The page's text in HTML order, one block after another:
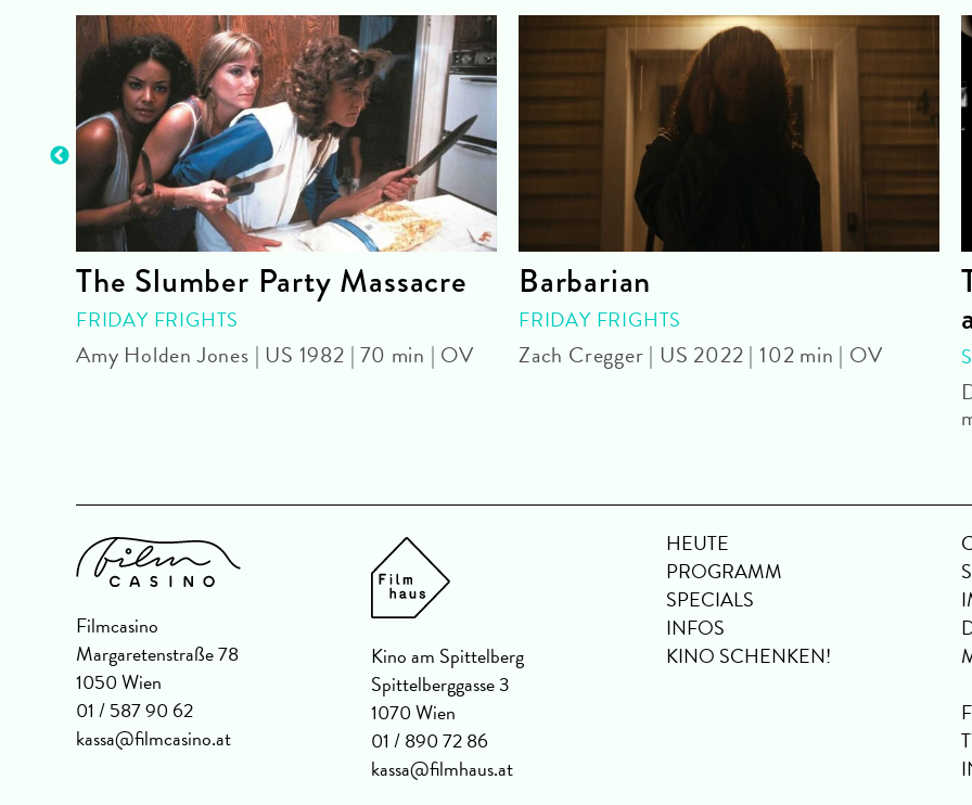
The Slumber Party Massacre
FRIDAY FRIGHTS
Amy Holden Jones | US 1982 | 70 min | OV
Barbarian
FRIDAY FRIGHTS
Zach Cregger | US 2022 | 102 min | OV
Filmcasino
Margaretenstraße 78
1050 Wien
01 / 587 90 62
kassa@filmcasino.at
Kino am Spittelberg
Spittelberggasse 3
1070 Wien
01 / 890 72 86
kassa@filmhaus.at
HEUTE
PROGRAMM
SPECIALS
INFOS
KINO SCHENKEN!